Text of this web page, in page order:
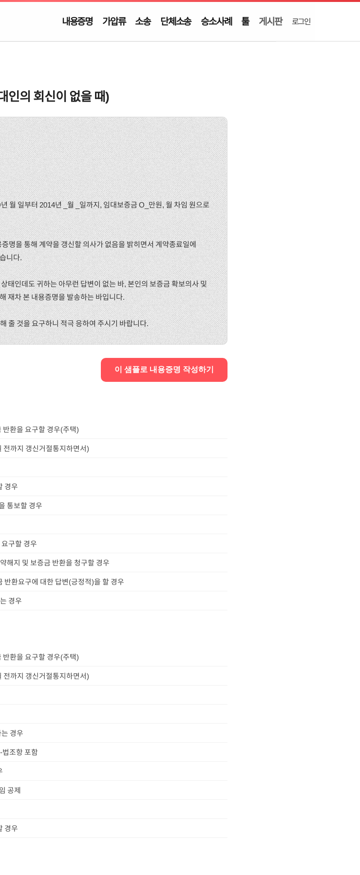
내용증명 가압류 소송 단체소송 승소사례 툴 게시판 로그인
인의 회신이 없을 때)
월 일부터 2014년 _월 _일까지, 임대보증금 O_만원, 월 차임 원으로
명을 통해 계약을 갱신할 의사가 없음을 밝히면서 계약종료일에
니다.
태인데도 귀하는 아무런 답변이 없는 바, 본인의 보증금 확보의사 및
재차 본 내용증명을 발송하는 바입니다.
줄 것을 요구하니 적극 응하여 주시기 바랍니다.
이 샘플로 내용증명 작성하기
환을 요구할 경우(주택)
까지 갱신거절통지하면서)
경우
통보할 경우
구할 경우
해지 및 보증금 반환을 청구할 경우
반환요구에 대한 답변(긍정적)을 할 경우
경우
환을 요구할 경우(주택)
까지 갱신거절통지하면서)
경우
조항 포함
공제
경우